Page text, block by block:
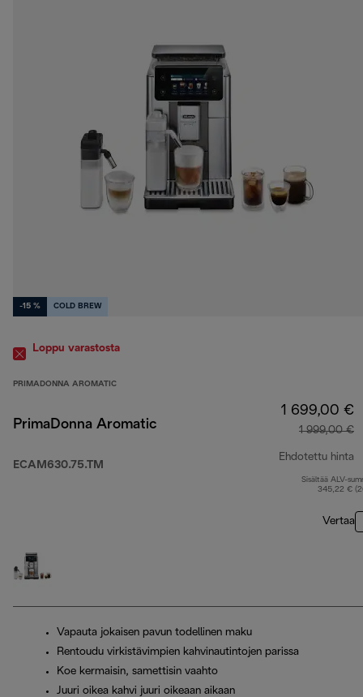
-15 % COLD BREW
Loppu varastosta
PRIMADONNA AROMATIC
PrimaDonna Aromatic
ECAM630.75.TM
1 699,00 €
1 999,00 €
Ehdotettu hinta
Sisältää ALV-
345,22 €
Vertaa
Vapauta jokaisen pavun todellinen maku
Rentoudu virkistävimpien kahvinautintojen parissa
Koe kermaisin, samettisin vaahto
Juuri oikea kahvi juuri oikeaan aikaan